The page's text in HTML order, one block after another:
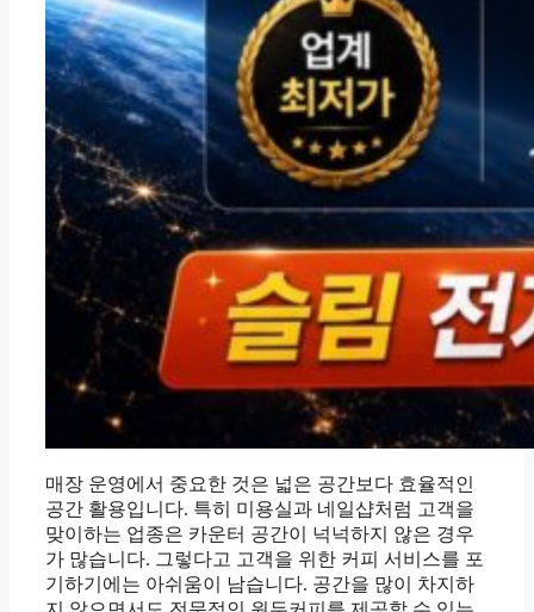
매장 운영에서 중요한 것은 넓은 공간보다 효율적인
공간 활용입니다. 특히 미용실과 네일샵처럼 고객을
맞이하는 업종은 카운터 공간이 넉넉하지 않은 경우
가 많습니다. 그렇다고 고객을 위한 커피 서비스를 포
기하기에는 아쉬움이 남습니다. 공간을 많이 차지하